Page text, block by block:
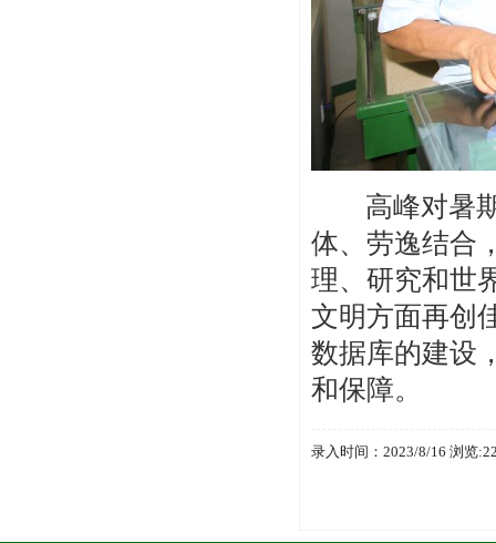
高峰对暑
体、劳逸结合
理、研究和世
文明方面再创
数据库的建设
和保障。
录入时间：2023/8/16 浏览